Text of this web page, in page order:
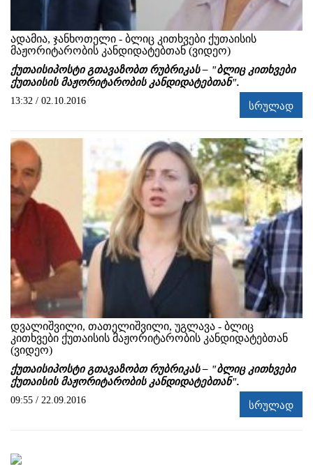
ადამია, ჯანხოთელი - ბლიც კითხვები ქუთაისის
მაჟორიტარობის კანდიდატებთან (ვიდეო)
ქუთაისიპოსტი გთავაზობთ რუბრიკას – "ბლიც კითხვები
ქუთაისის მაჟორიტარობის კანდიდატებთან".
13:32 / 02.10.2016 სრულად
დვალიშვილი, თათელიშვილი, უგლავა - ბლიც
კითხვები ქუთაისის მაჟორიტარობის კანდიდატებთან
(ვიდეო)
ქუთაისიპოსტი გთავაზობთ რუბრიკას – "ბლიც კითხვები
ქუთაისის მაჟორიტარობის კანდიდატებთან".
09:55 / 22.09.2016 სრულად